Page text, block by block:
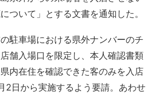
ついて」とする文書を通知した。
駐車場における県外ナンバーのチ
舗入場口を限定し、本人確認書類
内在住を確認できた客のみを入店
2日から実施するよう要請。あわせ